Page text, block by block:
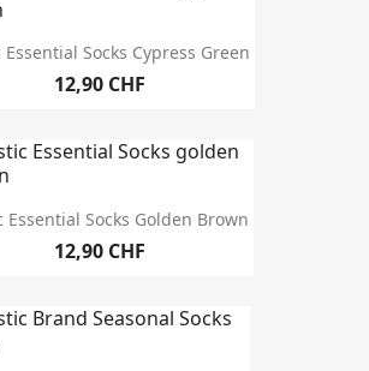
Essential Socks Cypress Green
12,90 CHF
Essential Socks Golden Brown
12,90 CHF